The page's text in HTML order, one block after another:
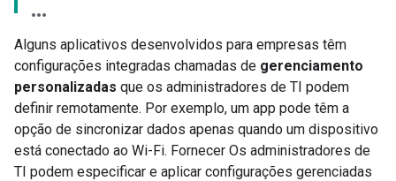
Alguns aplicativos desenvolvidos para empresas têm
configurações integradas chamadas de gerenciamento
personalizadas que os administradores de TI podem
definir remotamente. Por exemplo, um app pode têm a
opção de sincronizar dados apenas quando um dispositivo
está conectado ao Wi-Fi. Fornecer Os administradores de
TI podem especificar e aplicar configurações gerenciadas